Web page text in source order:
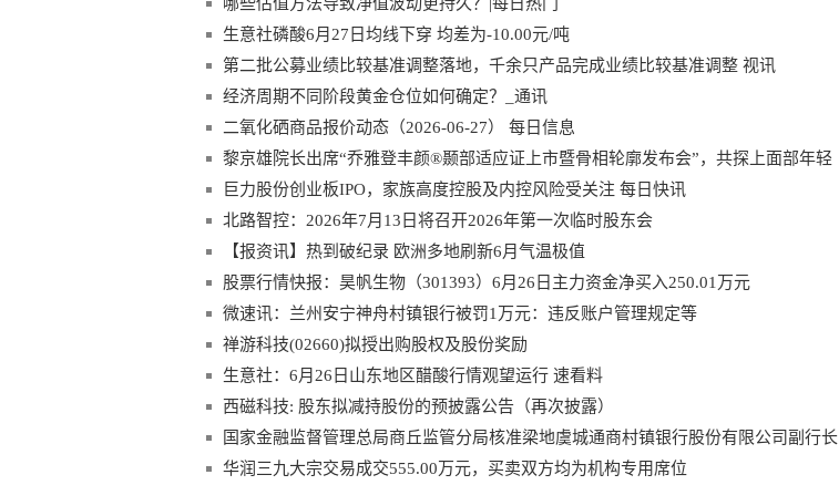
生意社磷酸6月27日均线下穿 均差为-10.00元/吨
第二批公募业绩比较基准调整落地，千余只产品完成业绩比较基准调整 视讯
经济周期不同阶段黄金仓位如何确定？_通讯
二氧化硒商品报价动态（2026-06-27） 每日信息
黎京雄院长出席“乔雅登丰颜®颞部适应证上市暨骨相轮廓发布会”，共探上面部年轻
化新路径
巨力股份创业板IPO，家族高度控股及内控风险受关注 每日快讯
北路智控：2026年7月13日将召开2026年第一次临时股东会
【报资讯】热到破纪录 欧洲多地刷新6月气温极值
股票行情快报：昊帆生物（301393）6月26日主力资金净买入250.01万元
微速讯：兰州安宁神舟村镇银行被罚1万元：违反账户管理规定等
禅游科技(02660)拟授出购股权及股份奖励
生意社：6月26日山东地区醋酸行情观望运行 速看料
西磁科技: 股东拟减持股份的预披露公告（再次披露）
国家金融监督管理总局商丘监管分局核准梁地虞城通商村镇银行股份有限公司副行长
任职资格 每日动态
华润三九大宗交易成交555.00万元，买卖双方均为机构专用席位